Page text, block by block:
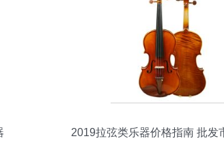
2019拉弦类乐器价格指南 批发